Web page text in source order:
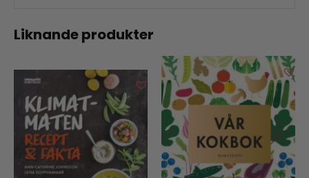
Liknande produkter